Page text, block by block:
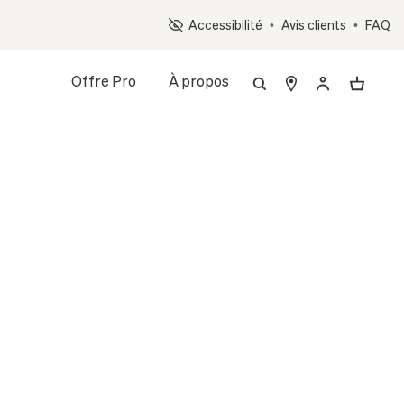
Accessibilité • Avis clients • FAQ
Offre Pro À propos